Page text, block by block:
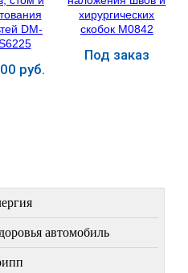
руб.
Под заказ
автомобиль